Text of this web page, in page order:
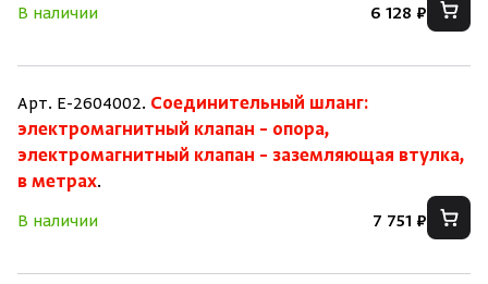
В наличии
6 128 ₽
Арт. E-2604002. Соединительный шланг:
электромагнитный клапан – опора,
электромагнитный клапан – заземляющая втулка,
в метрах.
В наличии
7 751 ₽